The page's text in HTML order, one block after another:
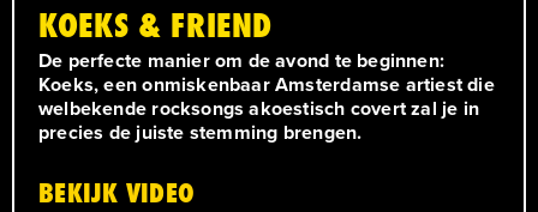
KOEKS & FRIEND
De perfecte manier om de avond te beginnen:
Koeks, een onmiskenbaar Amsterdamse artiest die
welbekende rocksongs akoestisch covert zal je in
precies de juiste stemming brengen.
BEKIJK VIDEO